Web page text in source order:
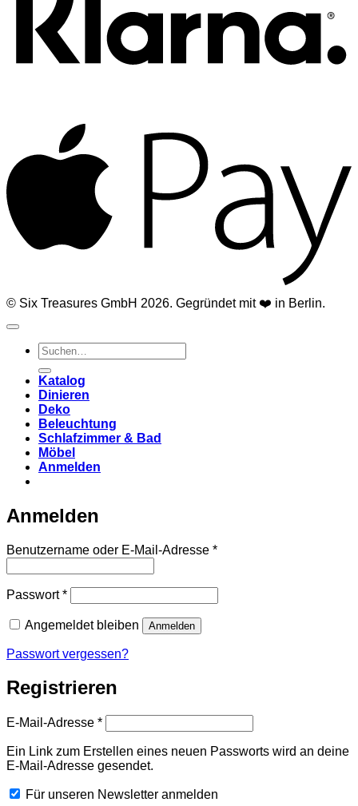
© Six Treasures GmbH 2026. Gegründet mit ❤️ in Berlin.
Suchen
nach:
Katalog
Dinieren
Deko
Beleuchtung
Schlafzimmer & Bad
Möbel
Anmelden
Anmelden
Benutzername oder E-Mail-Adresse *Erforderlich
Passwort*Erforderlich
Angemeldet bleiben Anmelden
Passwort vergessen?
Registrieren
E-Mail-Adresse *Erforderlich
Ein Link zum Erstellen eines neuen Passworts wird an deine
E-Mail-Adresse gesendet.
Für unseren Newsletter anmelden